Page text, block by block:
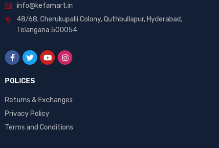
info@kefamart.in
48/68, Cherukupalli Colony, Quthbullapur, Hyderabad,
Telangana 500054
POLICES
Returns & Exchanges
Privacy Policy
Terms and Conditions